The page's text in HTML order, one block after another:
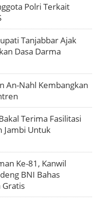
Polri Terkait
Tanjabbar Ajak
Dasa Darma
An-Nahl Kembangkan
Terima Fasilitasi
Jambi Untuk
Ke-81, Kanwil
BNI Bahas
Gratis